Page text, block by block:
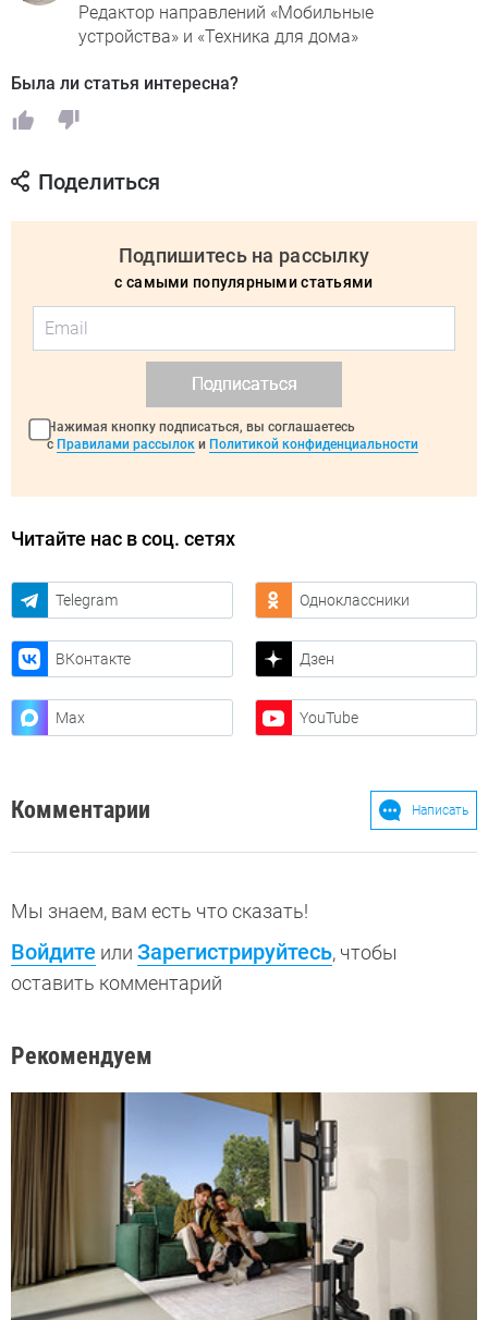
Редактор направлений «Мобильные
устройства» и «Техника для дома»
Была ли статья интересна?
Поделиться
Подпишитесь на рассылку
с самыми популярными статьями
Подписаться
Нажимая кнопку подписаться, вы соглашаетесь
с Правилами рассылок и Политикой конфиденциальности
Читайте нас в соц. сетях
Telegram Одноклассники
ВКонтакте Дзен
Max YouTube
Комментарии Написать
Мы знаем, вам есть что сказать!
Войдите или Зарегистрируйтесь, чтобы
оставить комментарий
Рекомендуем